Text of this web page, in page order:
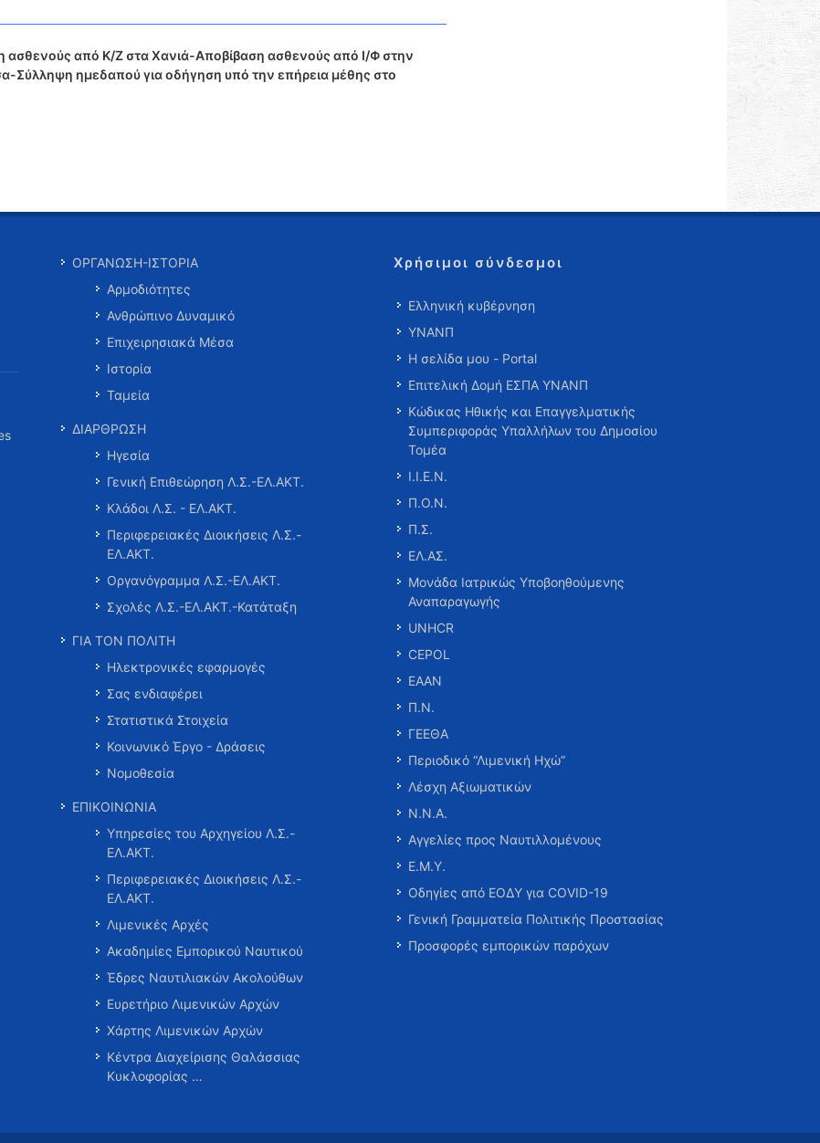
από Κ/Ζ στα Χανιά-Αποβίβαση ασθενούς από Ι/Φ στην
Σύλληψη ημεδαπού για οδήγηση υπό την επήρεια μέθης στο
ΟΡΓΑΝΩΣΗ-ΙΣΤΟΡΙΑ
Αρμοδιότητες
Ανθρώπινο Δυναμικό
Επιχειρησιακά Μέσα
Ιστορία
Ταμεία
ΔΙΑΡΘΡΩΣΗ
Ηγεσία
Γενική Επιθεώρηση Λ.Σ.-ΕΛ.ΑΚΤ.
Κλάδοι Λ.Σ. - ΕΛ.ΑΚΤ.
Περιφερειακές Διοικήσεις Λ.Σ.-
ΕΛ.ΑΚΤ.
Οργανόγραμμα Λ.Σ.-ΕΛ.ΑΚΤ.
Σχολές Λ.Σ.-ΕΛ.ΑΚΤ.-Κατάταξη
ΓΙΑ ΤΟΝ ΠΟΛΙΤΗ
Ηλεκτρονικές εφαρμογές
Σας ενδιαφέρει
Στατιστικά Στοιχεία
Κοινωνικό Έργο - Δράσεις
Νομοθεσία
ΕΠΙΚΟΙΝΩΝΙΑ
Υπηρεσίες του Αρχηγείου Λ.Σ.-
ΕΛ.ΑΚΤ.
Περιφερειακές Διοικήσεις Λ.Σ.-
ΕΛ.ΑΚΤ.
Λιμενικές Αρχές
Ακαδημίες Εμπορικού Ναυτικού
Έδρες Ναυτιλιακών Ακολούθων
Ευρετήριο Λιμενικών Αρχών
Χάρτης Λιμενικών Αρχών
Κέντρα Διαχείρισης Θαλάσσιας
Κυκλοφορίας …
Χρήσιμοι σύνδεσμοι
Ελληνική κυβέρνηση
ΥΝΑΝΠ
Η σελίδα μου - Portal
Επιτελική Δομή ΕΣΠΑ ΥΝΑΝΠ
Κώδικας Ηθικής και Επαγγελματικής
Συμπεριφοράς Υπαλλήλων του Δημοσίου
Τομέα
Ι.Ι.Ε.Ν.
Π.Ο.Ν.
Π.Σ.
ΕΛ.ΑΣ.
Μονάδα Ιατρικώς Υποβοηθούμενης
Αναπαραγωγής
UNHCR
CEPOL
ΕΑΑΝ
Π.Ν.
ΓΕΕΘΑ
Περιοδικό “Λιμενική Ηχώ”
Λέσχη Αξιωματικών
Ν.Ν.Α.
Αγγελίες προς Ναυτιλλομένους
Ε.Μ.Υ.
Οδηγίες από ΕΟΔΥ για COVID-19
Γενική Γραμματεία Πολιτικής Προστασίας
Προσφορές εμπορικών παρόχων